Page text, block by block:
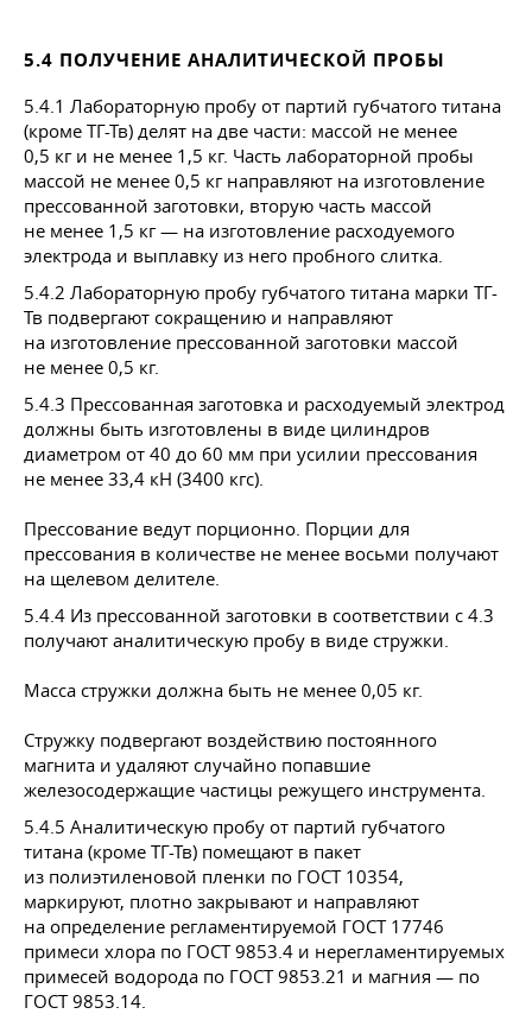
5.4 ПОЛУЧЕНИЕ АНАЛИТИЧЕСКОЙ ПРОБЫ
5.4.1 Лабораторную пробу от партий губчатого титана
(кроме ТГ-Тв) делят на две части: массой не менее
0,5 кг и не менее 1,5 кг. Часть лабораторной пробы
массой не менее 0,5 кг направляют на изготовление
прессованной заготовки, вторую часть массой
не менее 1,5 кг — на изготовление расходуемого
электрода и выплавку из него пробного слитка.
5.4.2 Лабораторную пробу губчатого титана марки ТГ-
Тв подвергают сокращению и направляют
на изготовление прессованной заготовки массой
не менее 0,5 кг.
5.4.3 Прессованная заготовка и расходуемый электрод
должны быть изготовлены в виде цилиндров
диаметром от 40 до 60 мм при усилии прессования
не менее 33,4 кН (3400 кгс).
Прессование ведут порционно. Порции для
прессования в количестве не менее восьми получают
на щелевом делителе.
5.4.4 Из прессованной заготовки в соответствии с 4.3
получают аналитическую пробу в виде стружки.
Масса стружки должна быть не менее 0,05 кг.
Стружку подвергают воздействию постоянного
магнита и удаляют случайно попавшие
железосодержащие частицы режущего инструмента.
5.4.5 Аналитическую пробу от партий губчатого
титана (кроме ТГ-Тв) помещают в пакет
из полиэтиленовой пленки по ГОСТ 10354,
маркируют, плотно закрывают и направляют
на определение регламентируемой ГОСТ 17746
примеси хлора по ГОСТ 9853.4 и нерегламентируемых
примесей водорода по ГОСТ 9853.21 и магния — по
ГОСТ 9853.14.